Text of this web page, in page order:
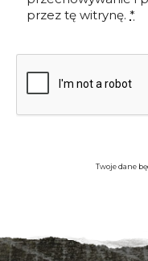
przez tę witrynę. *
Twoje dane